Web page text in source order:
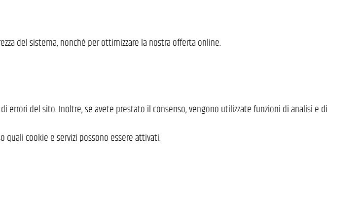
del sistema, nonché per ottimizzare la nostra offerta online.
del sito. Inoltre, se avete prestato il consenso, vengono utilizzate funzioni di analisi e di
cookie e servizi possono essere attivati.